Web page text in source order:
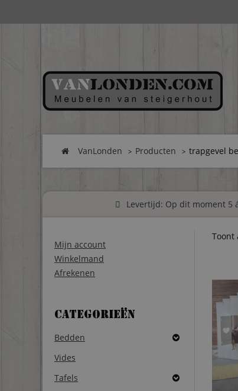
VanLonden Producten trapgevel
Levertijd: Op dit moment 5
Mijn account
Winkelmand
Afrekenen
Categorieën
Bedden
Vides
Tafels
Toont